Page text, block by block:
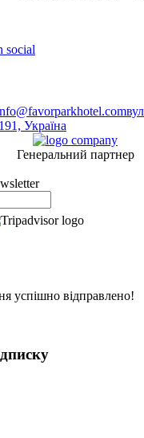
Україна
Генеральний партнер
успішно відправлено!